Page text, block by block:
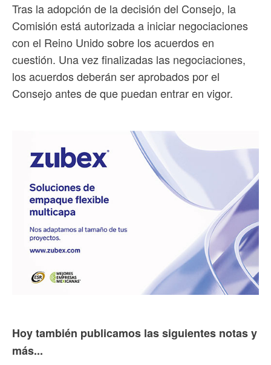
Tras la adopción de la decisión del Consejo, la
Comisión está autorizada a iniciar negociaciones
con el Reino Unido sobre los acuerdos en
cuestión. Una vez finalizadas las negociaciones,
los acuerdos deberán ser aprobados por el
Consejo antes de que puedan entrar en vigor.
Hoy también publicamos las siguientes notas y
más...